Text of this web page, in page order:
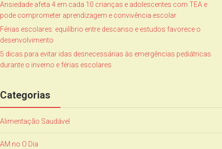
Ansiedade afeta 4 em cada 10 crianças e adolescentes com TEA e
pode comprometer aprendizagem e convivência escolar
Férias escolares: equilíbrio entre descanso e estudos favorece o
desenvolvimento
5 dicas para evitar idas desnecessárias às emergências pediátricas
durante o inverno e férias escolares
Categorias
Alimentação Saudável
AM no O Dia